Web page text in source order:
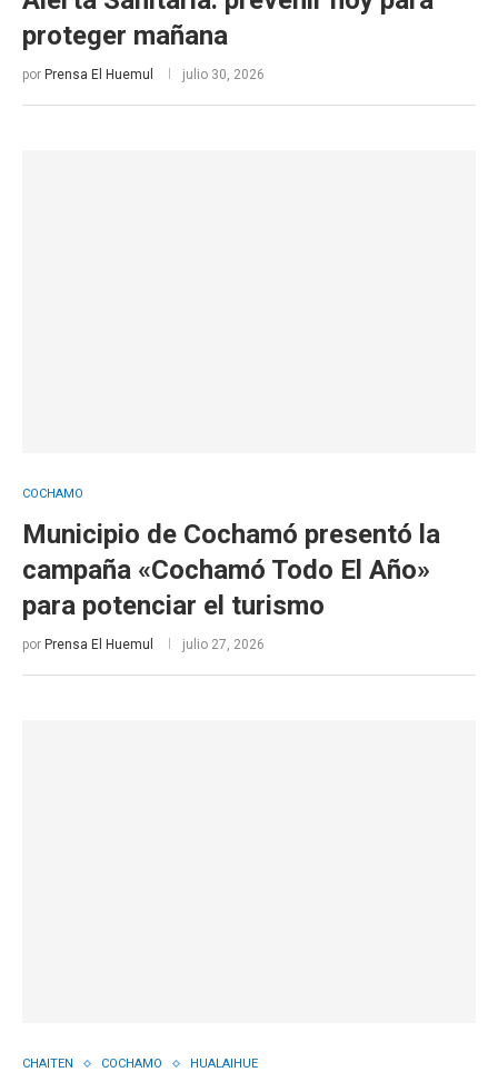
proteger mañana
por Prensa El Huemul julio 30, 2026
COCHAMO
Municipio de Cochamó presentó la
campaña «Cochamó Todo El Año»
para potenciar el turismo
por Prensa El Huemul julio 27, 2026
CHAITEN COCHAMO HUALAIHUE